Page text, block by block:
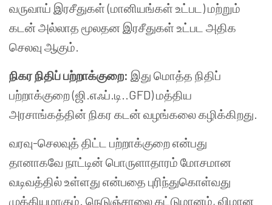
வருவாய் இரசீதுகள் (மானியங்கள் உட்பட) மற்றும்
கடன் அல்லாத மூலதன இரசீதுகள் உட்பட அதிக
செலவு ஆகும்.
நிகர நிதிப் பற்றாக்குறை: இது மொத்த நிதிப்
பற்றாக்குறை (ஜி.எஃப்.டி..GFD) மத்திய
அரசாங்கத்தின் நிகர கடன் வழங்கலை கழிக்கிறது.
வரவு-செலவுத் திட்ட பற்றாக்குறை என்பது
தானாகவே நாட்டின் பொருளாதாரம் மோசமான
வடிவத்தில் உள்ளது என்பதை புரிந்துகொள்வது
முக்கியமாகும். நெடுஞ்சாலை கட்டுமானம், விமான